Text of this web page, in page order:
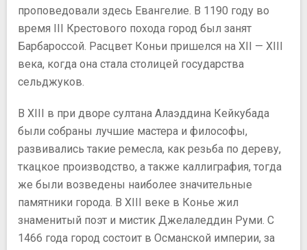
проповедовали здесь Евангелие. В 1190 году во
время III Крестового похода город был занят
Барбароссой. Расцвет Коньи пришелся на XII — XIII
века, когда она стала столицей государства
сельджуков.
В XIII в при дворе султана Алаэддина Кейкубада
были собраны лучшие мастера и философы,
развивались такие ремесла, как резьба по дереву,
ткацкое производство, а также каллиграфия, тогда
же были возведены наиболее значительные
памятники города. В XIII веке в Конье жил
знаменитый поэт и мистик Джелаледдин Руми. С
1466 года город состоит в Османской империи, за